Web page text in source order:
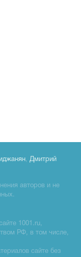
, Дмитрий
авторов и не
1001.ru,
РФ, в том числе,
сайте без